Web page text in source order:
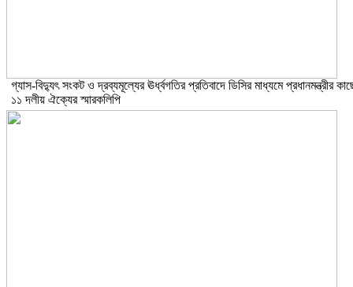
গ্যাস-বিদ্যুৎ সংকট ও দ্রব্যমূল্যের ঊর্ধ্বগতির প্রতিবাদে ডিসির মাধ্যমে প্রধানমন্ত্রীর
১১ দলীয় ঐক্যের স্মারকলিপি